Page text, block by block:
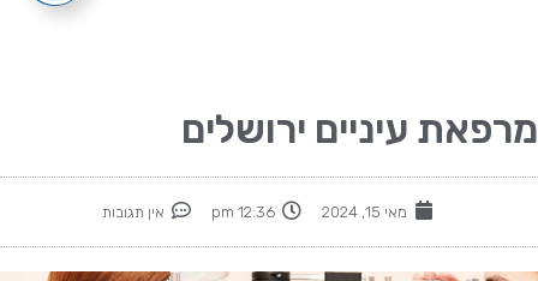
מרפאת עיניים ירושלים
מאי 15, 2024 12:36 pm אין תגובות